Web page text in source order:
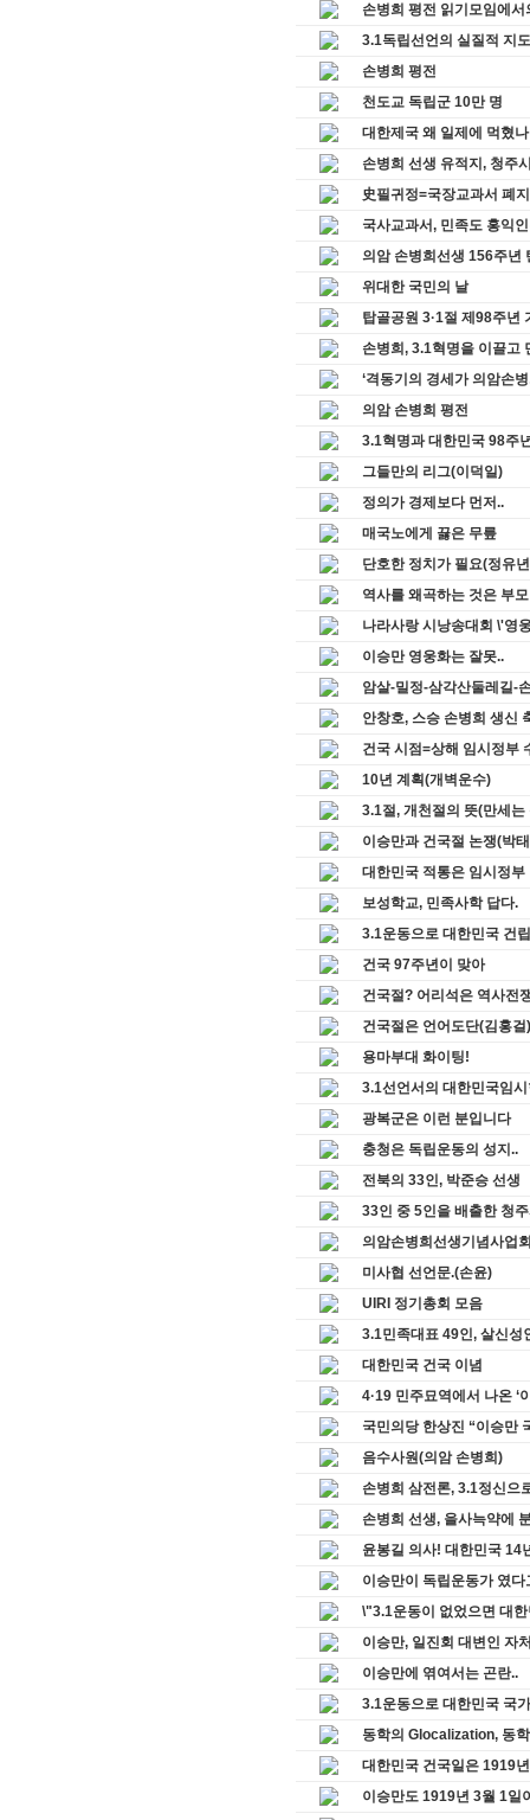
손병희 평전 읽기모임에
3.1독립선언의 실질적 지
손병희 평전
천도교 독립군 10만 명
대한제국 왜 일제에 먹혔나
손병희 선생 유적지, 청주
史필귀정=국장교과서 폐지
국사교과서, 민족도 홍익
의암 손병희선생 156주년
위대한 국민의 날
탑골공원 3·1절 제98주년
손병희, 3.1혁명을 이끌고
‘격동기의 경세가 의암손
의암 손병희 평전
3.1혁명과 대한민국 98주
그들만의 리그(이덕일)
정의가 경제보다 먼저..
매국노에게 끓은 무릎
단호한 정치가 필요(정유
역사를 왜곡하는 것은 부
나라사랑 시낭송대회 \'영
이승만 영웅화는 잘못..
암살-밀정-삼각산둘레길-
안창호, 스승 손병희 생신
건국 시점=상해 임시정부
10년 계획(개벽운수)
3.1절, 개천절의 뜻(만세
이승만과 건국절 논쟁(박
대한민국 적통은 임시정부
보성학교, 민족사학 답다.
3.1운동으로 대한민국 건
건국 97주년이 맞아
건국절? 어리석은 역사전
건국절은 언어도단(김홍걸)
용마부대 화이팅!
3.1선언서의 대한민국임
광복군은 이런 분입니다
충청은 독립운동의 성지..
전북의 33인, 박준승 선생
33인 중 5인을 배출한 청
의암손병희선생기념사업
미사협 선언문.(손윤)
UIRI 정기총회 모음
3.1민족대표 49인, 살신성
대한민국 건국 이념
4·19 민주묘역에서 나온 ‘
국민의당 한상진 “이승만
음수사원(의암 손병희)
손병희 삼전론, 3.1정신으
손병희 선생, 을사늑약에
윤봉길 의사! 대한민국 14
이승만이 독립운동가 였다
\"3.1운동이 없었으면 대
이승만, 일진회 대변인 자
이승만에 엮여서는 곤란..
3.1운동으로 대한민국 국
동학의 Glocalization, 동
대한민국 건국일은 1919
이승만도 1919년 3월 1일